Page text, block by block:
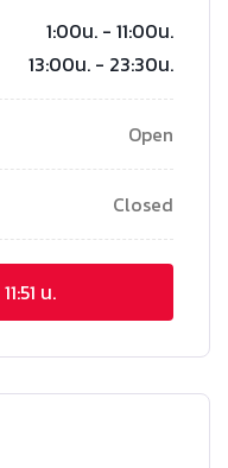
1:00น. - 11:00น.
13:00น. - 23:30น.
Open
Closed
11:51 น.